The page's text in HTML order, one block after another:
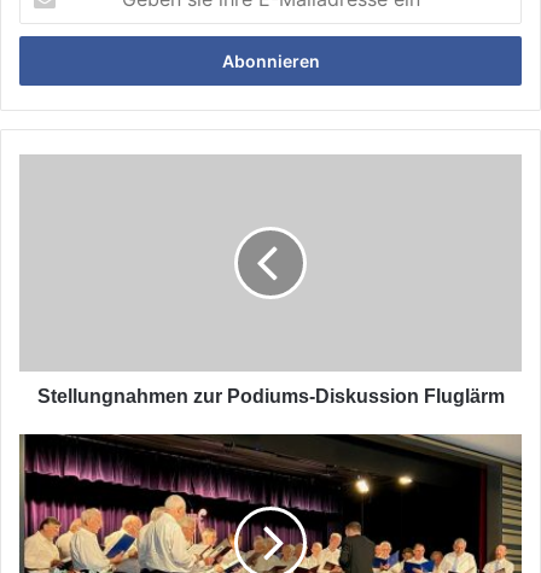
sie
ihre
Mailadresse
ein
Stellungnahmen zur Podiums-Diskussion Fluglärm
man
singt
-
da